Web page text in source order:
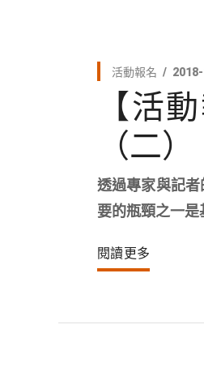
活動報名
【活
（二）
透過專家與記
要的瓶頸之一是
閱讀更多